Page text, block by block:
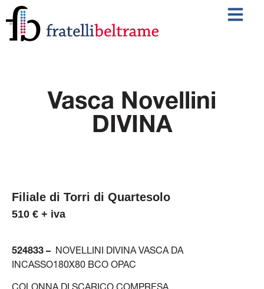
Vasca Novellini
DIVINA
Filiale di Torri di Quartesolo
510 € + iva
524833 – NOVELLINI DIVINA VASCA DA
INCASSO180X80 BCO OPAC